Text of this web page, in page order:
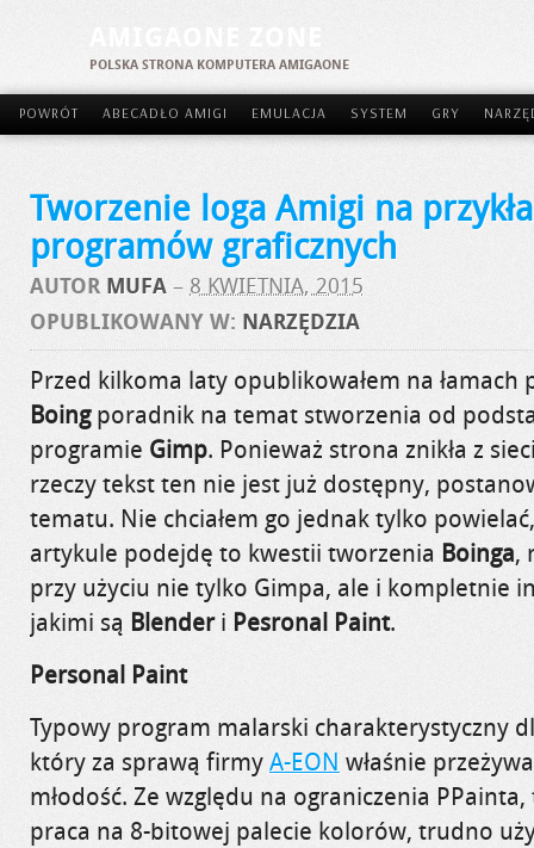
POLSKA STRONA KOMPUTERA AMIGAONE
POWRÓT ABECADŁO AMIGI EMULACJA SYSTEM GRY
Tworzenie loga Amigi na
programów graficznych
AUTOR MUFA – 8 KWIETNIA, 2015
OPUBLIKOWANY W: NARZĘDZIA
Przed kilkoma laty opublikowałem na
Boingporadnik na temat stworzenia od
programie Gimp. Ponieważ strona znikła z
rzeczy tekst ten nie jest już dostępny,
tematu. Nie chciałem go jednak tylko
artykule podejdę to kwestii tworzenia Boinga,
przy użyciu nie tylko Gimpa, ale i kompletnie
jakimi są Blenderi Pesronal Paint.
Personal Paint
Typowy program malarski charakterystyczny
który za sprawą firmyA-EON właśnie
młodość. Ze względu na ograniczenia PPainta,
praca na 8-bitowej palecie kolorów, trudno